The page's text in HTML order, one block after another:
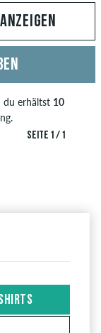
SEITE 1 / 1
erhältst 10